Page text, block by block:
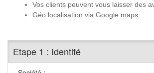
Vos clients peuvent vous laisser des
Géo localisation via Google maps
Etape 1 : Identité